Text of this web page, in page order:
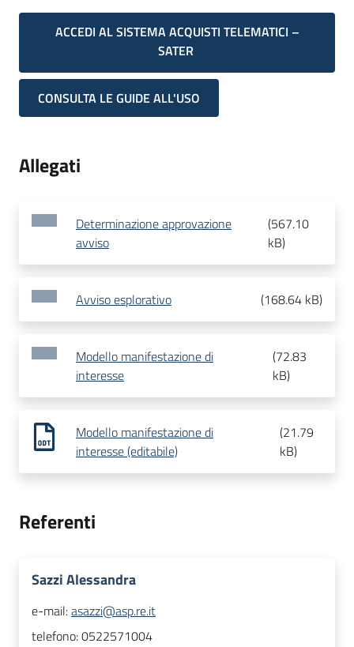
ACCEDI AL SISTEMA ACQUISTI TELEMATICI –
SATER
CONSULTA LE GUIDE ALL'USO
Allegati
Determinazione approvazione
avviso
(567.10
kB)
Avviso esplorativo (168.64 kB)
Modello manifestazione di
interesse
(72.83
kB)
Modello manifestazione di
interesse (editabile)
(21.79
kB)
Referenti
Sazzi Alessandra
e-mail:asazzi@asp.re.it
telefono:0522571004